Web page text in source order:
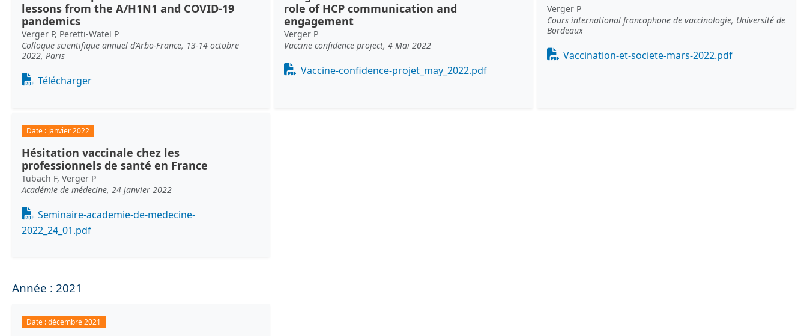
lessons from the A/H1N1 and COVID-19
pandemics
Verger P, Peretti-Watel P
Colloque scientifique annuel d’Arbo-France, 13-14 octobre
2022, Paris
Document
Télécharger
role of HCP communication and
engagement
Verger P
Vaccine confidence project, 4 Mai 2022
Document
Vaccine-confidence-projet_may_2022.pdf
Verger P
Cours international francophone de vaccinologie, Université de
Bordeaux
Document
Vaccination-et-societe-mars-2022.pdf
Date : janvier 2022
Hésitation vaccinale chez les
professionnels de santé en France
Tubach F, Verger P
Académie de médecine, 24 janvier 2022
Document
Seminaire-academie-de-medecine-
2022_24_01.pdf
Année : 2021
Date :décembre 2021